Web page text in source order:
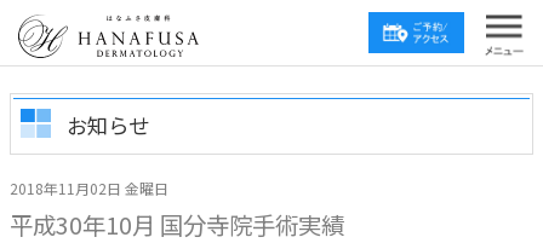
お知らせ
2018年11月02日 金曜日
平成30年10月 国分寺院手術実績